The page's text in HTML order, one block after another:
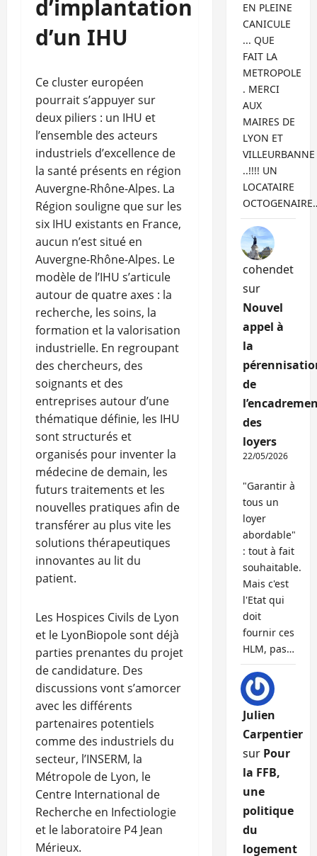
d’implantation
d’un IHU
Ce cluster européen
pourrait s’appuyer sur
deux piliers : un IHU et
l’ensemble des acteurs
industriels d’excellence de
la santé présents en région
Auvergne-Rhône-Alpes. La
Région souligne que sur les
six IHU existants en France,
aucun n’est situé en
Auvergne-Rhône-Alpes. Le
modèle de l’IHU s’articule
autour de quatre axes : la
recherche, les soins, la
formation et la valorisation
industrielle. En regroupant
des chercheurs, des
soignants et des
entreprises autour d’une
thématique définie, les IHU
sont structurés et
organisés pour inventer la
médecine de demain, les
futurs traitements et les
nouvelles pratiques afin de
transférer au plus vite les
solutions thérapeutiques
innovantes au lit du
patient.
Les Hospices Civils de Lyon
et le LyonBiopole sont déjà
parties prenantes du projet
de candidature. Des
discussions vont s’amorcer
avec les différents
partenaires potentiels
comme des industriels du
secteur, l’INSERM, la
Métropole de Lyon, le
Centre International de
Recherche en Infectiologie
et le laboratoire P4 Jean
Mérieux.
EN PLEINE
CANICULE
... QUE
FAIT LA
METROPOLE
. MERCI
AUX
MAIRES DE
LYON ET
VILLEURBANNE
..!!!! UN
LOCATAIRE
cohendet
sur
Nouvel
appel à
la
de
des
loyers
22/05/2026
"Garantir à
tous un
loyer
abordable"
: tout à fait
souhaitable.
Mais c'est
l'Etat qui
doit
fournir ces
HLM, pas…
Julien
Carpentier
sur Pour
la FFB,
une
politique
du
logement